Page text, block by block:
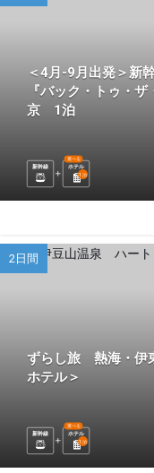
＜4月-9月出発＞新
『バック・トゥ・
京 1泊
新幹線 ホテル
選べる
1 泊
2日間
ずらし旅 熱海・伊
ホテル＞
新幹線 ホテル
選べる
1 泊